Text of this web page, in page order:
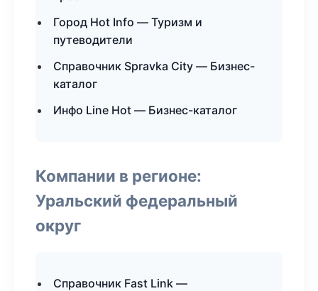
Город Hot Info — Туризм и
путеводители
Справочник Spravka City — Бизнес-
каталог
Инфо Line Hot — Бизнес-каталог
Компании в регионе:
Уральский федеральный
округ
Справочник Fast Link —